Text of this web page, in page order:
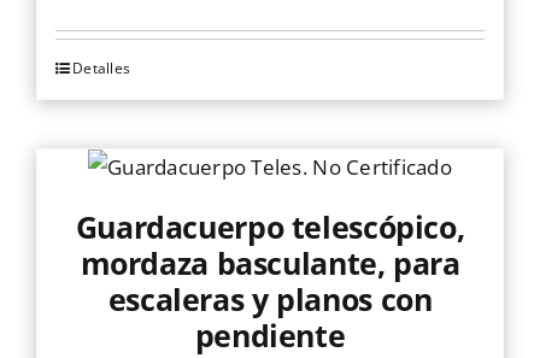
Detalles
Guardacuerpo telescópico,
mordaza basculante, para
escaleras y planos con
pendiente